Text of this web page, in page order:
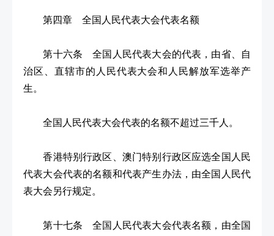
第四章 全国人民代表大会代表名额
第十六条 全国人民代表大会的代表，由省、自
治区、直辖市的人民代表大会和人民解放军选举产
生。
全国人民代表大会代表的名额不超过三千人。
香港特别行政区、澳门特别行政区应选全国人民
代表大会代表的名额和代表产生办法，由全国人民代
表大会另行规定。
第十七条 全国人民代表大会代表名额，由全国